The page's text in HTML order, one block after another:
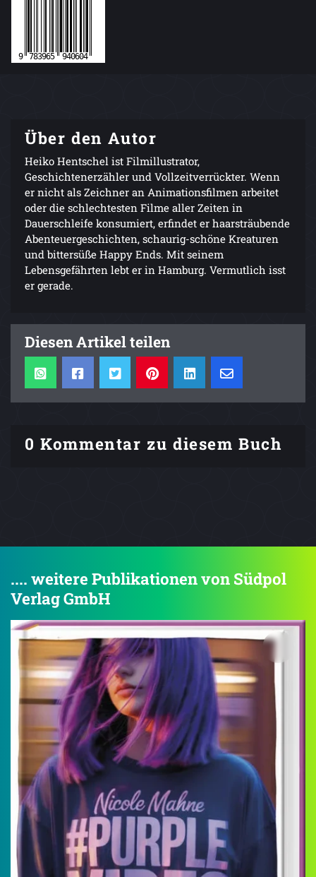
Über den Autor
Heiko Hentschel ist Filmillustrator,
Geschichtenerzähler und Vollzeitverrückter. Wenn
er nicht als Zeichner an Animationsfilmen arbeitet
oder die schlechtesten Filme aller Zeiten in
Dauerschleife konsumiert, erfindet er haarsträubende
Abenteuergeschichten, schaurig-schöne Kreaturen
und bittersüße Happy Ends. Mit seinem
Lebensgefährten lebt er in Hamburg. Vermutlich isst
er gerade.
Diesen Artikel teilen
0 Kommentar zu diesem Buch
.... weitere Publikationen von Südpol
Verlag GmbH